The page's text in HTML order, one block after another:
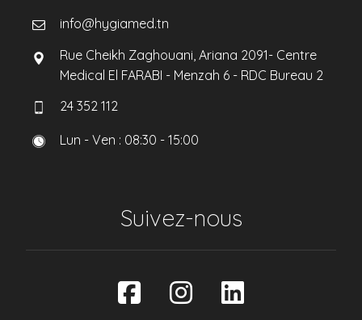
info@hygiamed.tn
Rue Cheikh Zaghouani, Ariana 2091- Centre
Medical El FARABI - Menzah 6 - RDC Bureau 2
24 352 112
Lun - Ven : 08:30 - 15:00
Suivez-nous